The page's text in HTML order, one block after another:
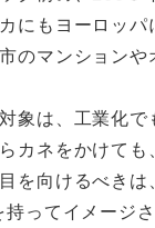
にもヨーロッパ
のマンションや
象は、工業化で
カネをかけて
を向けるべきは
ってイメージ